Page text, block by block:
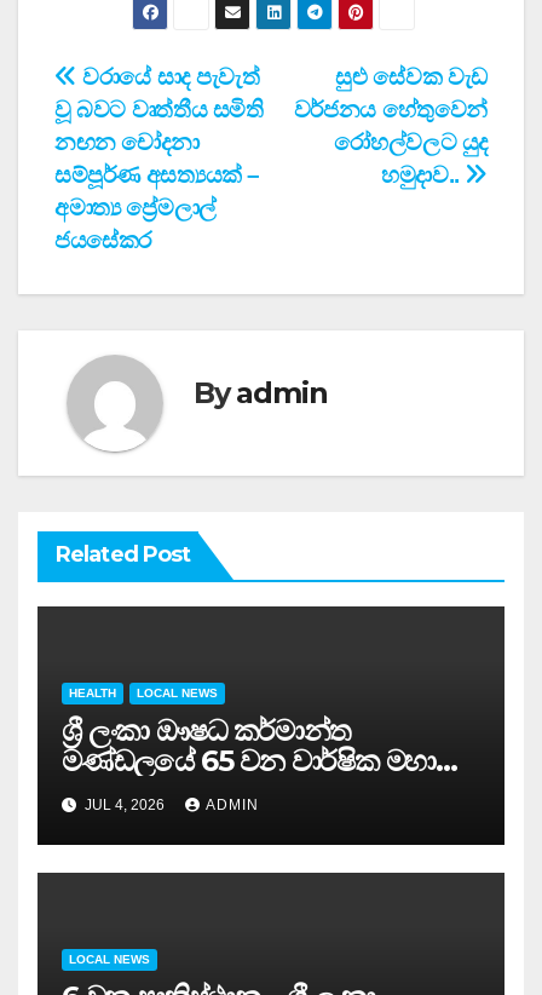
Post
navigation
සුළු සේවක වැඩ
වර්ජනය හේතුවෙන්
රෝහල්වලට යුද
හමුදාව..
වරායේ සාද පැවැත්
වූ බවට වෘත්තීය සමිති
නඟන චෝදනා
සම්පූර්ණ අසත්‍යයක් –
අමාත්‍ය ප්‍රේමලාල්
ජයසේකර
Byadmin
Related Post
HEALTH LOCAL NEWS
ශ්‍රී ලංකා ඖෂධ කර්මාන්ත
මණ්ඩලයේ 65 වන වාර්ෂික මහා
සමුළුව සෞඛ්‍ය නියෝජ්‍ය
අමාත්‍යවරයාගේ ප්‍රධානත්වයෙන්……
JUL 4, 2026 ADMIN
LOCAL NEWS